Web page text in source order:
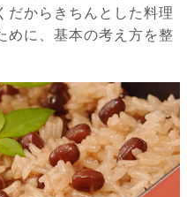
だからきちんとした料理
めに、基本の考え方を整